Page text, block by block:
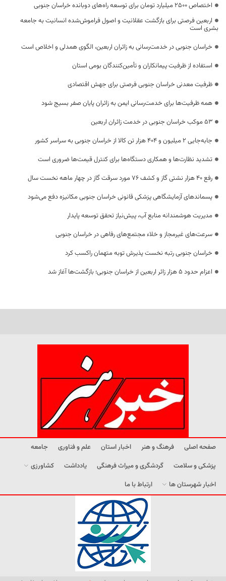
اختصاص 2500 میلیارد تومان برای توسعه راه‌های دوبانده خراسان جنوبی
اربعین فرصتی برای بازگشت عقلانیت و اصول فراموش‌شده انسانیت به جامعه
بشری است
خراسان جنوبی در خدمت‌رسانی به زائران اربعین، الگوی همدلی و اخلاص است
استفاده از ظرفیت پیمانکاران و تأمین‌کنندگان بومی استان
ظرفیت معدنی خراسان جنوبی فرصتی برای جهش اقتصادی
همه ظرفیت‌ها برای خدمت‌رسانی ایمن به زائران پایان صفر بسیج شود
53 موکب خراسان جنوبی در خدمت زائران اربعین
جابه‌جایی 2 میلیون و 404 هزار تن کالا از خراسان جنوبی به سراسر کشور
تشدید نظارت‌ها و همکاری دستگاه‌ها برای کنترل قیمت‌ها ضروری است
رفع 40 هزار نشتی گاز و کشف 76 مورد سرقت گاز در چهار ماهه نخست سال
پسماندهای آزمایشگاهی پزشکی قانونی خراسان جنوبی مکانیزه دفع می‌شود
مدیریت هوشمندانه منابع آب، پیش‌نیاز تحقق توسعه پایدار
سرعت‌های غیرمجاز و خلاء مجتمع‌های رفاهی در خراسان جنوبی
خراسان جنوبی رتبه نخست پذیرش توبه متهمان راکسب کرد
اعزام حدود 5 هزار زائر اربعین از خراسان جنوبی؛ بازگشت‌ها آغاز شد
صفحه اصلی فرهنگ و هنر اخبار استان علم و فناوری
جامعه
پزشکی و سلامت
گردشگری و میراث فرهنگی یادداشت
کشاورزی
اخبار شهرستان ها
ارتباط با ما